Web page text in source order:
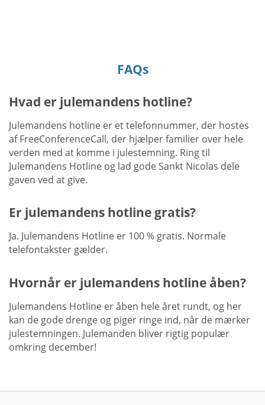
FAQs
Hvad er julemandens hotline?
Julemandens hotline er et telefonnummer, der hostes
af FreeConferenceCall, der hjælper familier over hele
verden med at komme i julestemning. Ring til
Julemandens Hotline og lad gode Sankt Nicolas dele
gaven ved at give.
Er julemandens hotline gratis?
Ja. Julemandens Hotline er 100 % gratis. Normale
telefontakster gælder.
Hvornår er julemandens hotline åben?
Julemandens Hotline er åben hele året rundt, og her
kan de gode drenge og piger ringe ind, når de mærker
julestemningen. Julemanden bliver rigtig populær
omkring december!